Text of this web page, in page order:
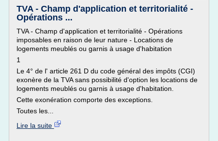
TVA - Champ d'application et territorialité -
Opérations ...
TVA - Champ d'application et territorialité - Opérations
imposables en raison de leur nature - Locations de
logements meublés ou garnis à usage d'habitation
1
Le 4° de l' article 261 D du code général des impôts (CGI)
exonère de la TVA sans possibilité d'option les locations de
logements meublés ou garnis à usage d'habitation.
Cette exonération comporte des exceptions.
Toutes les...
Lire la suite